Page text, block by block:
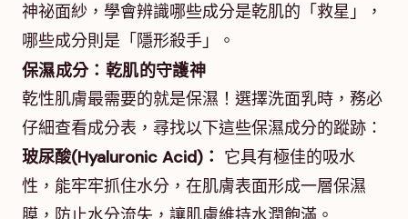
神祕面紗，學會辨識哪些成分是乾肌的「救星」，
哪些成分則是「隱形殺手」。
保濕成分：乾肌的守護神
乾性肌膚最需要的就是保濕！選擇洗面乳時，務必
仔細查看成分表，尋找以下這些保濕成分的蹤跡：
玻尿酸(Hyaluronic Acid)： 它具有極佳的吸水
性，能牢牢抓住水分，在肌膚表面形成一層保濕